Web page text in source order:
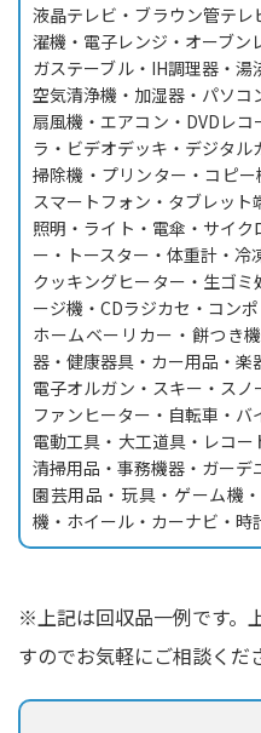
液晶テレビ・ブラウン管テ
濯機・電子レンジ・オーブン
ガステーブル・IH調理器・湯
空気清浄機・加湿器・パソコ
扇風機・エアコン・DVDレ
ラ・ビデオデッキ・デジタル
掃除機・プリンター・コピー
スマートフォン・タブレット
照明・ライト・電傘・サイ
ー・トースター・体重計・冷
クッキングヒーター・生ゴ
ージ機・CDラジカセ・コン
ホームベーリカー・餅つき
器・健康器具・カー用品・楽
電子オルガン・スキー・スノ
ファンヒーター・自転車・バ
電動工具・大工道具・レコー
清掃用品・事務機器・ガーデ
園芸用品・玩具・ゲーム機
機・ホイール・カーナビ・
※上記は回収品一例です。
すのでお気軽にご相談くだ